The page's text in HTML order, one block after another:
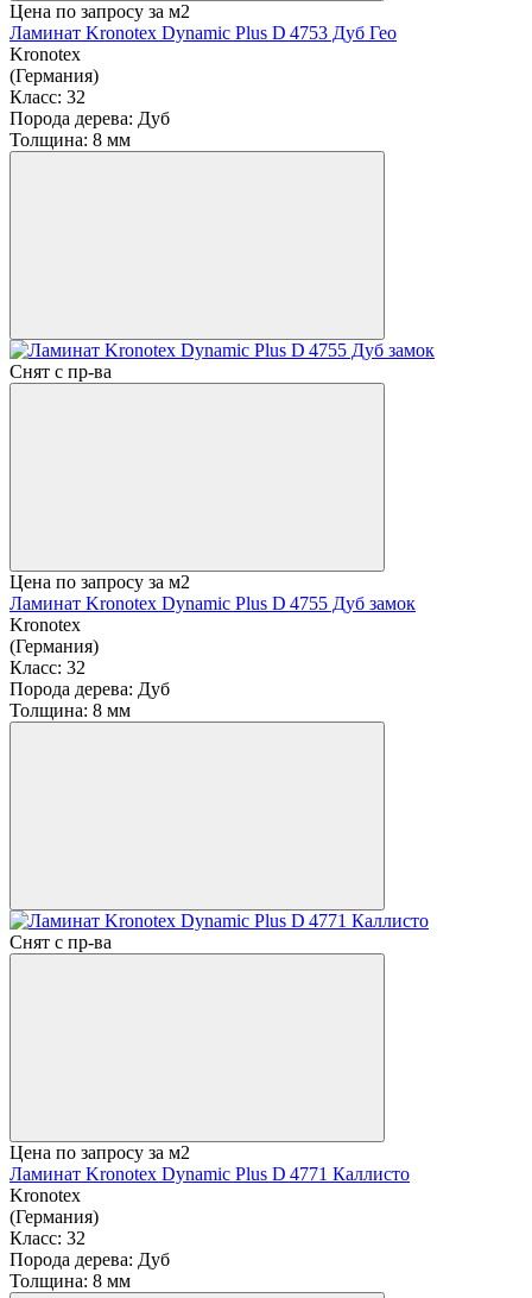
Цена по запросу за м2
Ламинат Kronotex Dynamic Plus D 4753 Дуб Гео
Kronotex
(Германия)
Класс: 32
Порода дерева: Дуб
Толщина: 8 мм
Снят с пр-ва
Цена по запросу за м2
Ламинат Kronotex Dynamic Plus D 4755 Дуб замок
Kronotex
(Германия)
Класс: 32
Порода дерева: Дуб
Толщина: 8 мм
Снят с пр-ва
Цена по запросу за м2
Ламинат Kronotex Dynamic Plus D 4771 Каллисто
Kronotex
(Германия)
Класс: 32
Порода дерева: Дуб
Толщина: 8 мм